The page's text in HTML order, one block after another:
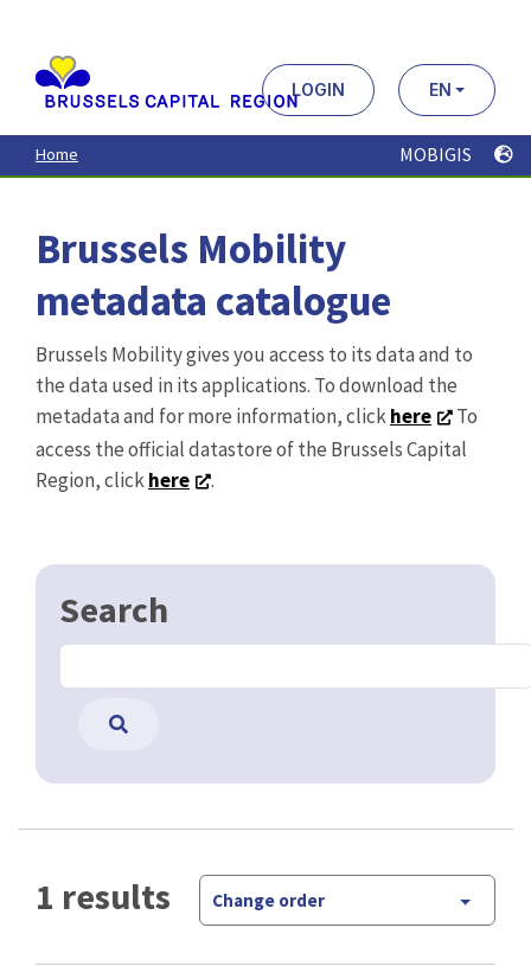
contenu
principal
LOGIN EN
Home MOBIGIS
Brussels Mobility
metadata catalogue
Brussels Mobility gives you access to its data and to
the data used in its applications. To download the
metadata and for more information, clickhere
To
access the official datastore of the Brussels Capital
Region, clickhere .
Search
1 results Change order